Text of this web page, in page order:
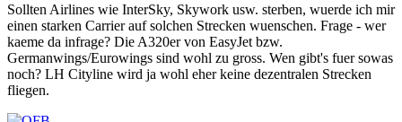
Sollten Airlines wie InterSky, Skywork usw. sterben, wuerde ich mir
einen starken Carrier auf solchen Strecken wuenschen. Frage - wer
kaeme da infrage? Die A320er von EasyJet bzw.
Germanwings/Eurowings sind wohl zu gross. Wen gibt's fuer sowas
noch? LH Cityline wird ja wohl eher keine dezentralen Strecken
fliegen.